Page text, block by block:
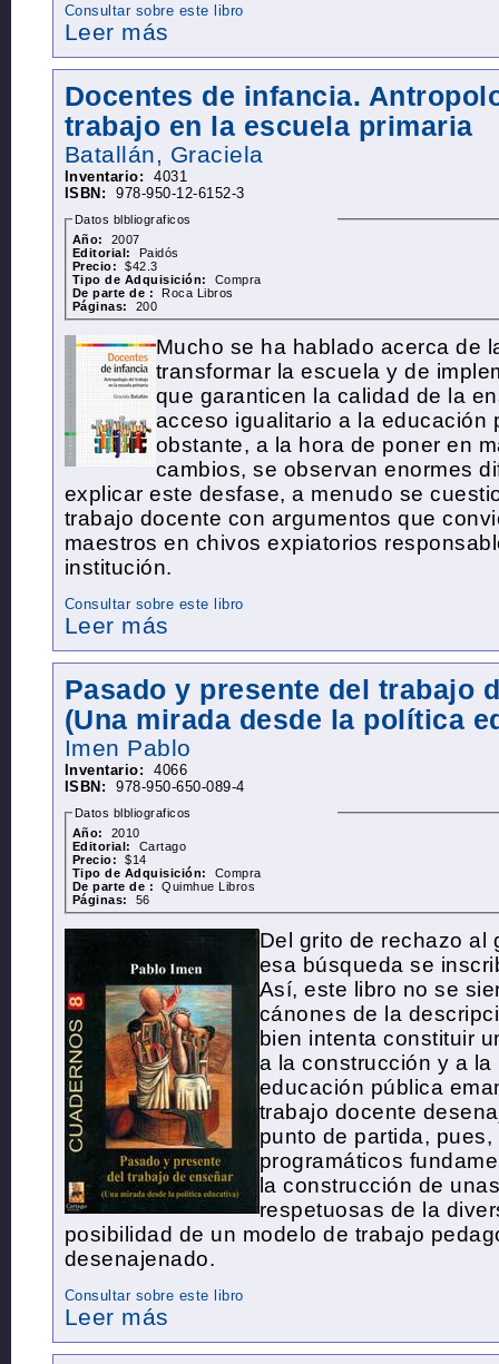
Consultar sobre este libro
Leer más
Docentes de infancia.
trabajo en la escuela primaria
Batallán, Graciela
Inventario:
4031
ISBN:
978-950-12-6152-3
Datos blbliograficos
Año:
2007
Editorial:
Paidós
Precio:
$42.3
Tipo de Adquisición:
Compra
De parte de :
Roca Libros
Páginas:
200
Mucho se ha hablado acerca de
transformar la escuela y de
que garanticen la calidad de la
acceso igualitario a la educación
obstante, a la hora de poner en
cambios, se observan enormes
explicar este desfase, a menudo se
trabajo docente con argumentos que
maestros en chivos expiatorios
institución.
Consultar sobre este libro
Leer más
Pasado y presente del trabajo
(Una mirada desde la política
Imen Pablo
Inventario:
4066
ISBN:
978-950-650-089-4
Datos blbliograficos
Año:
2010
Editorial:
Cartago
Precio:
$14
Tipo de Adquisición:
Compra
De parte de :
Quimhue Libros
Páginas:
56
Del grito de rechazo al
esa búsqueda se
Así, este libro no se
cánones de la
bien intenta constituir
a la construcción y a
educación pública
trabajo docente
punto de partida,
programáticos
la construcción de
respetuosas de la
posibilidad de un modelo de trabajo
desenajenado.
Consultar sobre este libro
Leer más